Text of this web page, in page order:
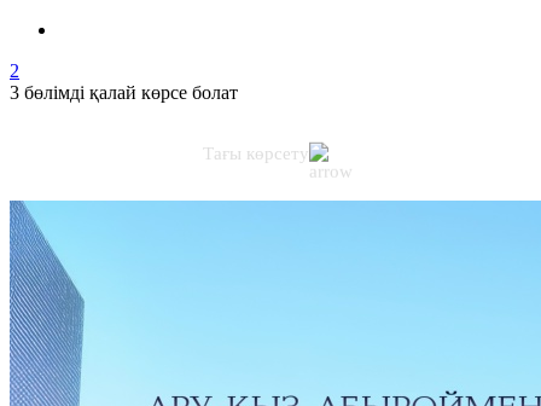
2
3 бөлімді қалай көрсе болат
Тағы көрсету